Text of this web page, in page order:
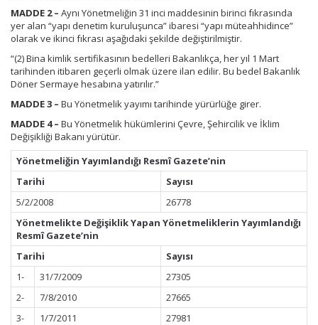
MADDE 2 – Aynı Yönetmeliğin 31 inci maddesinin birinci fıkrasında
yer alan “yapı denetim kuruluşunca” ibaresi “yapı müteahhidince”
olarak ve ikinci fıkrası aşağıdaki şekilde değiştirilmiştir.
“(2) Bina kimlik sertifikasının bedelleri Bakanlıkça, her yıl 1 Mart
tarihinden itibaren geçerli olmak üzere ilan edilir. Bu bedel Bakanlık
Döner Sermaye hesabına yatırılır.”
MADDE 3 – Bu Yönetmelik yayımı tarihinde yürürlüğe girer.
MADDE 4 – Bu Yönetmelik hükümlerini Çevre, Şehircilik ve İklim
Değişikliği Bakanı yürütür.
Yönetmeliğin Yayımlandığı Resmî Gazete’nin
Tarihi
Sayısı
5/2/2008
26778
Yönetmelikte Değişiklik Yapan Yönetmeliklerin Yayımlandığı
Resmî Gazete’nin
Tarihi
Sayısı
1-
31/7/2009
27305
2-
7/8/2010
27665
3-
1/7/2011
27981